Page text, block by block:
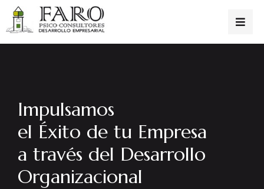
Impulsamos
el Éxito de tu Empresa
a través del Desarrollo
Organizacional